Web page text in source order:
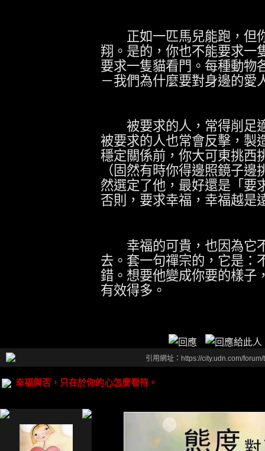
正如一匹馬兒能跑，但
翔。是的，你也不能要求一
要求一隻貓看門。每種動物
－我們為什麼要對身邊的愛
被要求的人，常得削足
被要求的人也常會反擊，製
穩定關係前，你大可東挑西
（固然有時你得邊照鏡子
然選定了他，最好還是「要
否則，要求幸福，幸福越是
幸福的可貴，也因為它
去。套一句禪宗的，它是：
錯。想要他變成你要的樣子
有效得多。
引用網址：https://city.udn.com/
幸福與否，只在於你的心怎麼看待。